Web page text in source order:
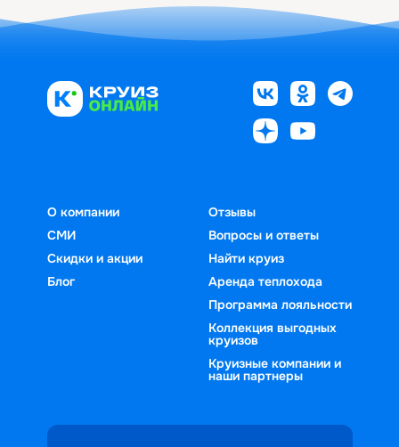
О компании
СМИ
Скидки и акции
Блог
Отзывы
Вопросы и ответы
Найти круиз
Аренда теплохода
Программа лояльности
Коллекция выгодных
круизов
Круизные компании и
наши партнеры